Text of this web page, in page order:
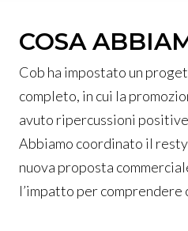
COSA
Cob ha impostato un
completo, in cui la
avuto ripercussioni
Abbiamo coordinato il
nuova proposta
l’impatto per